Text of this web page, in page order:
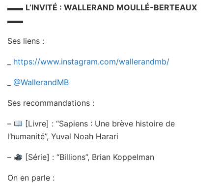
▬▬ L’INVITÉ : WALLERAND MOULLÉ-BERTEAUX
▬▬
Ses liens :
https://www.instagram.com/wallerandmb/
@WallerandMB
Ses recommandations :
–
[Livre] : “Sapiens : Une brève histoire de
l’humanité”, Yuval Noah Harari
– [Série] : “Billions”, Brian Koppelman
On en parle :